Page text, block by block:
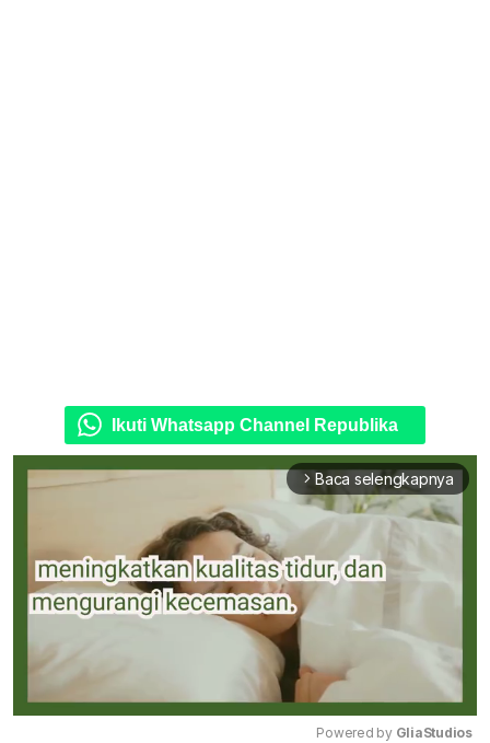
Ikuti Whatsapp Channel Republika
arrow_forward_ios Baca selengkapnya
Powered by GliaStudios